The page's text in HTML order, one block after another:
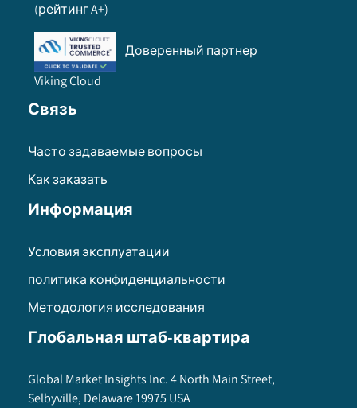
(рейтинг A+)
Доверенный партнер
Viking Cloud
Связь
Часто задаваемые вопросы
Как заказать
Информация
Условия эксплуатации
политика конфиденциальности
Методология исследования
Глобальная штаб-квартира
Global Market Insights Inc. 4 North Main Street,
Selbyville, Delaware 19975 USA